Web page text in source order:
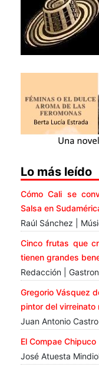
Lo más leído
Cómo Cali se
Salsa en
Raúl Sánchez |
Cinco frutas que
tienen grandes
Redacción |
Gregorio Vásquez
pintor del virreinato
Juan Antonio
El Compae Chipuco
José Atuesta